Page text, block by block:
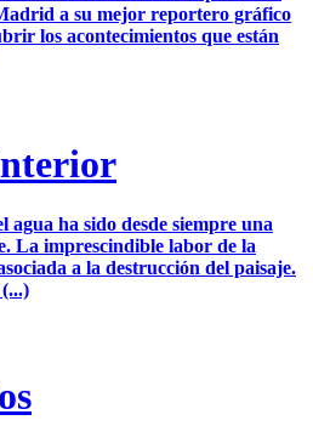
a su mejor reportero gráfico
los acontecimientos que están
ha sido desde siempre una
La imprescindible labor de la
a la destrucción del paisaje.